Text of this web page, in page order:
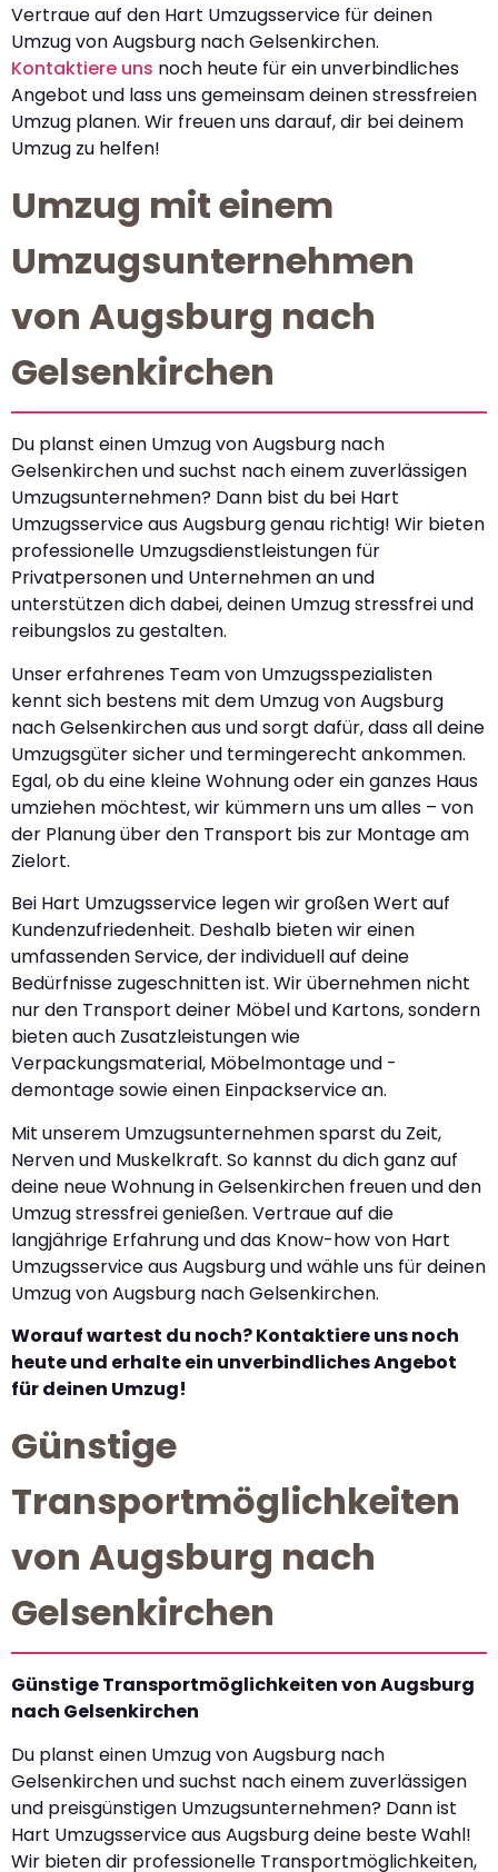
Vertraue auf den Hart Umzugsservice für deinen
Umzug von Augsburg nach Gelsenkirchen.
Kontaktiere uns noch heute für ein unverbindliches
Angebot und lass uns gemeinsam deinen stressfreien
Umzug planen. Wir freuen uns darauf, dir bei deinem
Umzug zu helfen!
Umzug mit einem
Umzugsunternehmen
von Augsburg nach
Gelsenkirchen
Du planst einen Umzug von Augsburg nach
Gelsenkirchen und suchst nach einem zuverlässigen
Umzugsunternehmen? Dann bist du bei Hart
Umzugsservice aus Augsburg genau richtig! Wir bieten
professionelle Umzugsdienstleistungen für
Privatpersonen und Unternehmen an und
unterstützen dich dabei, deinen Umzug stressfrei und
reibungslos zu gestalten.
Unser erfahrenes Team von Umzugsspezialisten
kennt sich bestens mit dem Umzug von Augsburg
nach Gelsenkirchen aus und sorgt dafür, dass all deine
Umzugsgüter sicher und termingerecht ankommen.
Egal, ob du eine kleine Wohnung oder ein ganzes Haus
umziehen möchtest, wir kümmern uns um alles – von
der Planung über den Transport bis zur Montage am
Zielort.
Bei Hart Umzugsservice legen wir großen Wert auf
Kundenzufriedenheit. Deshalb bieten wir einen
umfassenden Service, der individuell auf deine
Bedürfnisse zugeschnitten ist. Wir übernehmen nicht
nur den Transport deiner Möbel und Kartons, sondern
bieten auch Zusatzleistungen wie
Verpackungsmaterial, Möbelmontage und -
demontage sowie einen Einpackservice an.
Mit unserem Umzugsunternehmen sparst du Zeit,
Nerven und Muskelkraft. So kannst du dich ganz auf
deine neue Wohnung in Gelsenkirchen freuen und den
Umzug stressfrei genießen. Vertraue auf die
langjährige Erfahrung und das Know-how von Hart
Umzugsservice aus Augsburg und wähle uns für deinen
Umzug von Augsburg nach Gelsenkirchen.
Worauf wartest du noch? Kontaktiere uns noch
heute und erhalte ein unverbindliches Angebot
für deinen Umzug!
Günstige
Transportmöglichkeiten
von Augsburg nach
Gelsenkirchen
Günstige Transportmöglichkeiten von Augsburg
nach Gelsenkirchen
Du planst einen Umzug von Augsburg nach
Gelsenkirchen und suchst nach einem zuverlässigen
und preisgünstigen Umzugsunternehmen? Dann ist
Hart Umzugsservice aus Augsburg deine beste Wahl!
Wir bieten dir professionelle Transportmöglichkeiten,